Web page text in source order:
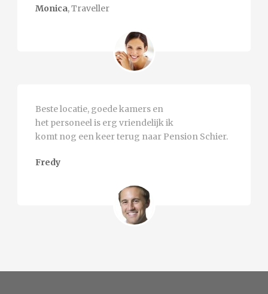
Monica,Traveller
Beste locatie, goede kamers en
het personeel is erg vriendelijk ik
komt nog een keer terug naar Pension Schier.
Fredy